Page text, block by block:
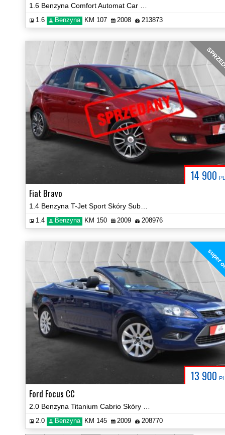
1.6 Benzyna KM 107 2008 213873
14 900
Fiat Bravo
1.4 Benzyna KM 150 2009 208976
13 900
Ford Focus CC
2.0 Benzyna KM 145 2009 208770